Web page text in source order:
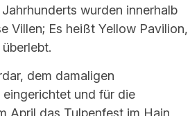
wurden innerhalb
Villen; Es heißt Yellow Pavilion,
dem damaligen
und für die